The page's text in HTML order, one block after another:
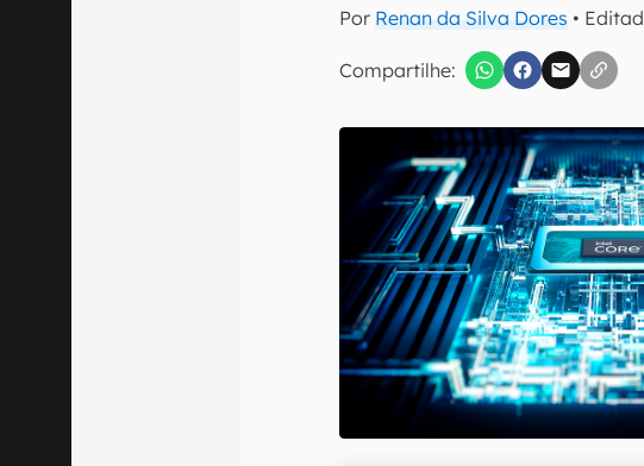
Por Renan da Silva Dores •
Compartilhe:
Confirmo que li, aceito e